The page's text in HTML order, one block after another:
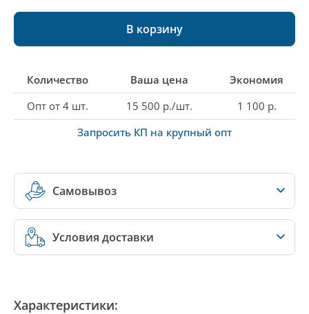
В корзину
Количество Ваша цена
Экономия
Опт от 4 шт.
15 500 р./шт.
1 100 р.
Запросить КП на крупный опт
Самовывоз
Условия доставки
Характеристики: